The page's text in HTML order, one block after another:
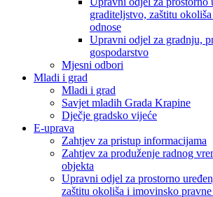
graditeljstvo, zaštitu
odnose
Upravni odjel za gradnju,
gospodarstvo
Mjesni odbori
Mladi i grad
Mladi i grad
Savjet mladih Grada Krapine
Dječje gradsko vijeće
E-uprava
Zahtjev za pristup informacijama
Zahtjev za produženje radnog
objekta
Upravni odjel za prostorno
zaštitu okoliša i imovinsko pravne